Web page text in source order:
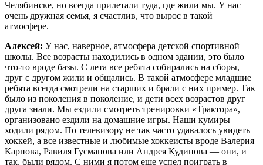
Челябинске, но всегда прилетали туда, где жили мы. У нас
очень дружная семья, я счастлив, что вырос в такой
атмосфере.
Алексей: У нас, наверное, атмосфера детской спортивной
школы. Все возрасты находились в одном здании, это было
что-то вроде базы. С лета все ребята собирались на сборы,
друг с другом жили и общались. В такой атмосфере младшие
ребята всегда смотрели на старших и брали с них пример. Так
было из поколения в поколение, и дети всех возрастов друг
друга знали. Мы ездили смотреть тренировки «Трактора»,
организовано ездили на домашние игры. Наши кумиры
ходили рядом. По телевизору не так часто удавалось увидеть
хоккей, а все известные и любимые хоккеисты вроде Валерия
Карпова, Равиля Гусманова или Андрея Кудинова — они, и
так, были рядом. С ними я потом еще успел поиграть в